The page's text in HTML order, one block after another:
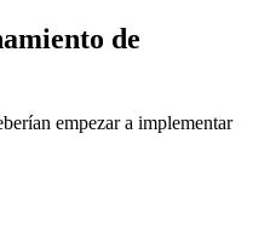
de
empezar a implementar